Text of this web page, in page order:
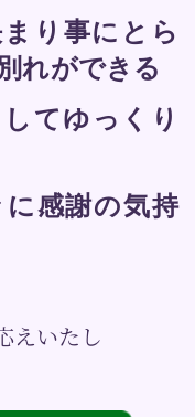
り事にとら
れができる
てゆっくり
感謝の気持
えいたし